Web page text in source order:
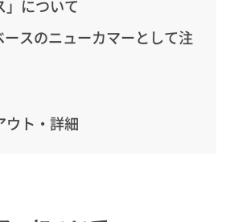
」について
スのニューカマーとして注
ウト・詳細